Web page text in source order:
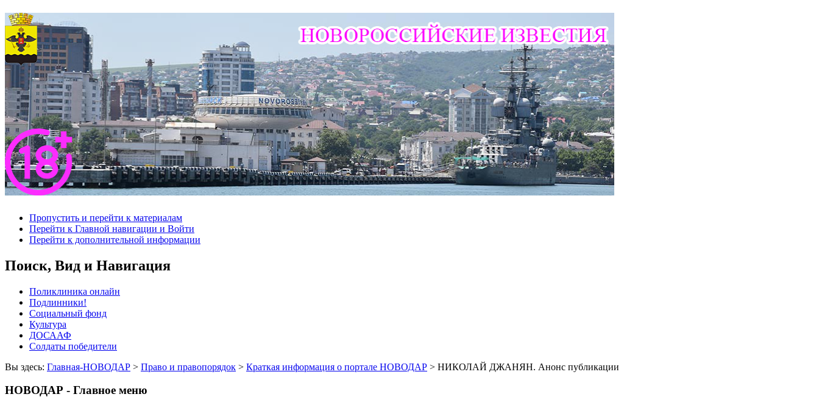
Пропустить и перейти к материалам
Перейти к Главной навигации и Войти
Перейти к дополнительной информации
Поиск, Вид и Навигация
Поликлиника онлайн
Подлинники!
Социальный фонд
Культура
ДОСААФ
Солдаты победители
Вы здесь: Главная-НОВОДАР > Право и правопорядок > Краткая информация о портале НОВОДАР > НИКОЛАЙ ДЖАНЯН. Анонс публикации
НОВОДАР - Главное меню